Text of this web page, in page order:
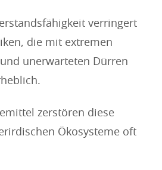
verringert
die mit extremen
unerwarteten Dürren
zerstören diese
Ökosysteme oft